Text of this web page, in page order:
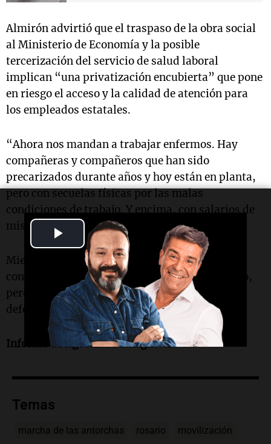
Play
Video
Almirón advirtió que el traspaso de la obra social
al Ministerio de Economía y la posible
tercerización del servicio de salud laboral
implican “una privatización encubierta” que pone
en riesgo el acceso y la calidad de atención para
los empleados estatales.
“Ahora nos mandan a trabajar enfermos. Hay
compañeras y compañeros que han sido
precarizados durante años y hoy están en planta,
pero con secuelas físicas por las malas
condiciones de trabajo. Y encima, con salarios de
miseria”, agregó.
Mientras tanto, desde las organizaciones
convocantes insisten en la necesidad de diálogo,
pero también en mantenerse en las calles para
defender los derechos conquistados.
Informe de Agostina Meneghetti.
Temas
marcha de las antorchas rosario movilización